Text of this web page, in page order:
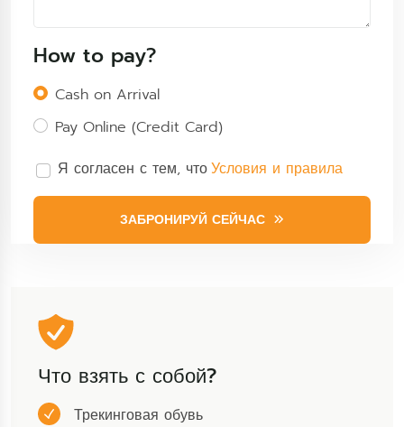
How to pay?
Cash on Arrival
Pay Online (Credit Card)
Я согласен с тем, чтоУсловия и правила
ЗАБРОНИРУЙ СЕЙЧАС
Что взять с собой?
Трекинговая обувь